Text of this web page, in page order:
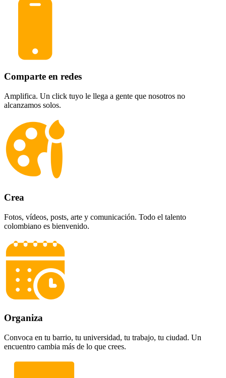
Comparte en redes
Amplifica. Un click tuyo le llega a gente que nosotros no
alcanzamos solos.
Crea
Fotos, vídeos, posts, arte y comunicación. Todo el talento
colombiano es bienvenido.
Organiza
Convoca en tu barrio, tu universidad, tu trabajo, tu ciudad. Un
encuentro cambia más de lo que crees.